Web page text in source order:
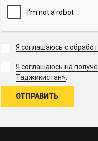
Я соглашаюсь с
Я соглашаюсь на
Таджикистан».